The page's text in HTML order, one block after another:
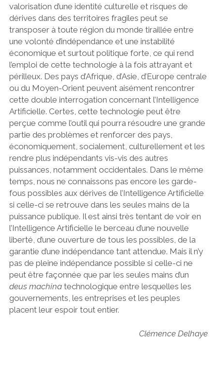
valorisation d’une identité culturelle et risques de
dérives dans des territoires fragiles peut se
transposer à toute région du monde tiraillée entre
une volonté d’indépendance et une instabilité
économique et surtout politique forte, ce qui rend
l’emploi de cette technologie à la fois attrayant et
périlleux. Des pays d’Afrique, d’Asie, d’Europe centrale
ou du Moyen-Orient peuvent aisément rencontrer
cette double interrogation concernant l’Intelligence
Artificielle. Certes, cette technologie peut être
perçue comme l’outil qui pourra résoudre une grande
partie des problèmes et renforcer des pays,
économiquement, socialement, culturellement et les
rendre plus indépendants vis-vis des autres
puissances, notamment occidentales. Dans le même
temps, nous ne connaissons pas encore les garde-
fous possibles aux dérives de l’Intelligence Artificielle
si celle-ci se retrouve dans les seules mains de la
puissance publique. Il est ainsi très tentant de voir en
l’Intelligence Artificielle le berceau d’une nouvelle
liberté, d’une ouverture de tous les possibles, de la
garantie d’une indépendance tant attendue. Mais il n’y
pas de pleine indépendance possible si celle-ci ne
peut être façonnée que par les seules mains d’un
deus machinatechnologique entre lesquelles les
gouvernements, les entreprises et les peuples
placent leur espoir tout entier.
Clémence Delhaye